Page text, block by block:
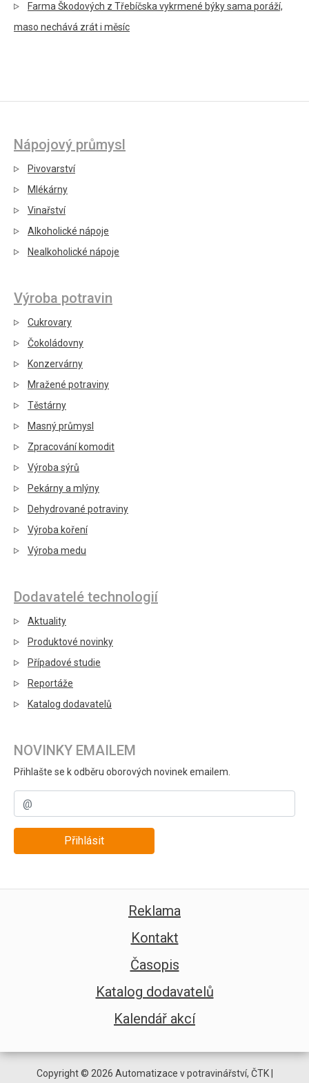
Farma Škodových z Třebíčska vykrmené býky sama poráží,
maso nechává zrát i měsíc
Nápojový průmysl
Pivovarství
Mlékárny
Vinařství
Alkoholické nápoje
Nealkoholické nápoje
Výroba potravin
Cukrovary
Čokoládovny
Konzervárny
Mražené potraviny
Těstárny
Masný průmysl
Zpracování komodit
Výroba sýrů
Pekárny a mlýny
Dehydrované potraviny
Výroba koření
Výroba medu
Dodavatelé technologií
Aktuality
Produktové novinky
Případové studie
Reportáže
Katalog dodavatelů
NOVINKY EMAILEM
Přihlašte se k odběru oborových novinek emailem.
Přihlásit
Reklama
Kontakt
Časopis
Katalog dodavatelů
Kalendář akcí
Copyright © 2026 Automatizace v potravinářství, ČTK |